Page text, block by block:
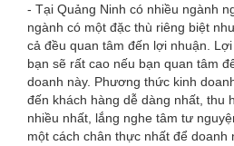
- Tại Quảng Ninh có nhiều ngành
ngành có một đặc thù riêng biệt
cả đều quan tâm đến lợi nhuận.
bạn sẽ rất cao nếu bạn quan tâm
doanh này. Phương thức kinh
đến khách hàng dễ dàng nhất, thu
nhiều nhất, lắng nghe tâm tư
một cách chân thực nhất để doanh